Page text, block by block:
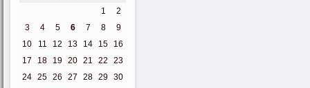
1
2
3
4 5 6 7 8
9
10
11 12 13 14 15
16
17
18 19 20 21 22
23
24 25 26 27 28 29 30